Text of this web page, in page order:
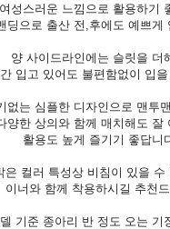
여성스러운 느낌으로 활용하기
딩으로 출산 전,후에도 예쁘게
양 사이드라인에는 슬릿을 더
입고 있어도 불편함없이 입
없는 심플한 디자인으로 맨투
양한 상의와 함께 매치해도 잘
활용도 높게 즐기기 좋답니
은 컬러 특성상 비침이 있을 수
이너와 함께 착용하시길 추천
기준 종아리 반 정도 오는 기